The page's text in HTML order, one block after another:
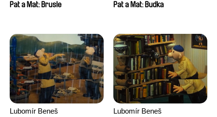
Pat a Mat: Brusle
Pat a Mat: Budka
Lubomír Beneš
Lubomír Beneš